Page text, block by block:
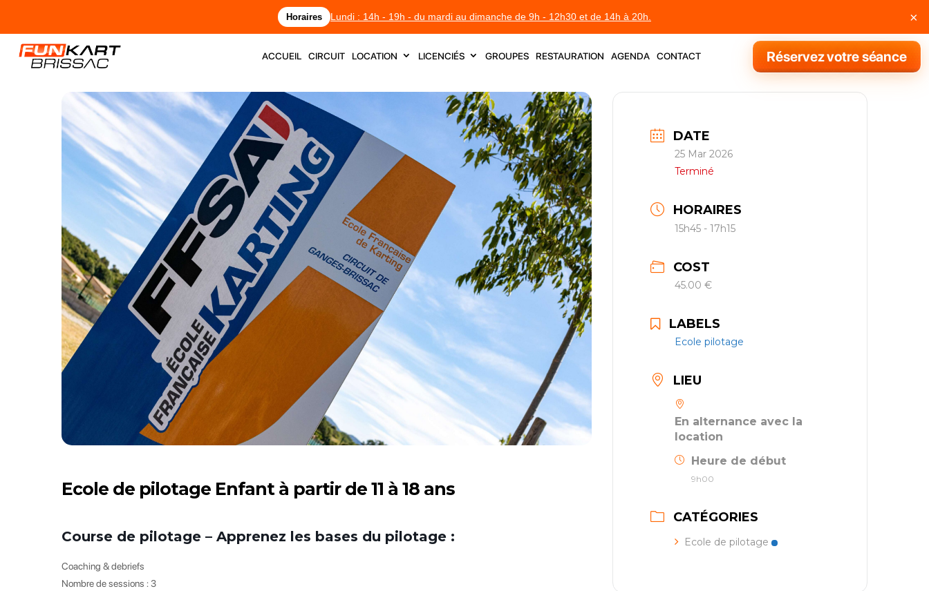
Horaires Lundi : 14h - 19h - du mardi au dimanche de 9h - 12h30 et de 14h à 20h. ×
accueil circuit location licenciés groupes restauration agenda contact Réservez votre séance
Ecole de pilotage Enfant à partir de 11 à 18 ans
Course de pilotage – Apprenez les bases du pilotage :
Coaching & debriefs
Nombre de sessions : 3
DATE
25 Mar 2026
Terminé
HORAIRES
15h45 - 17h15
COST
45.00 €
LABELS
Ecole pilotage
LIEU
En alternance avec la
location
Heure de début
9h00
CATÉGORIES
Ecole de pilotage